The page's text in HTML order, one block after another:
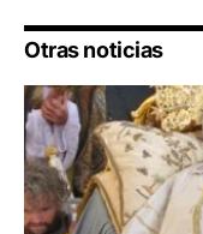
Otras noticias